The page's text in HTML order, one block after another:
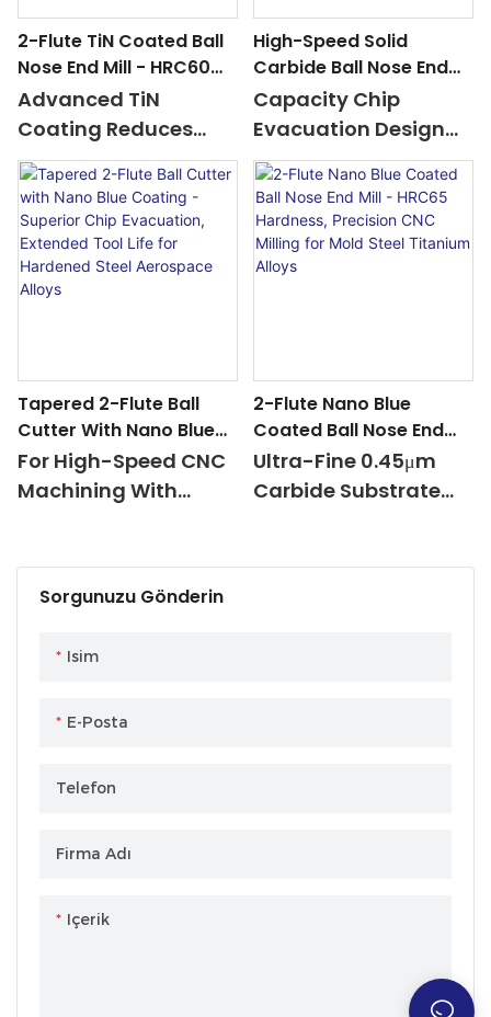
Sorgunuzu Gönderin
Isim
E-Posta
Telefon
Firma Adı
Içerik
2-Flute TiN Coated Ball
Nose End Mill - HRC60
Hardness, High-Speed
CNC Milling For Mold
Steel <000000>
Titanium Alloys
Advanced TiN
Coating Reduces
Friction By 35%, Ideal
For High-Speed
Operations Up To
600m/min
High-Speed Solid
Carbide Ball Nose End
Mill With Nano Blue
Coating - 2 Flutes, 50L
Length, Ideal For 3D
Profiling <000000>
Engraving
Capacity Chip
Evacuation Design
Ensures Efficiency In
Mold Steel Titanium,
And Hardened
Materials
Tapered 2-Flute Ball
Cutter With Nano Blue
Coating - Superior Chip
Evacuation, Extended
Tool Life For Hardened
Aerospace Alloys
For High-Speed CNC
Machining With
Operations
2-Flute Nano Blue
Coated Ball Nose End
Mill - HRC65 Hardness,
Precision CNC Milling
Alloys
Ultra-Fine 0.45μm
Carbide Substrate